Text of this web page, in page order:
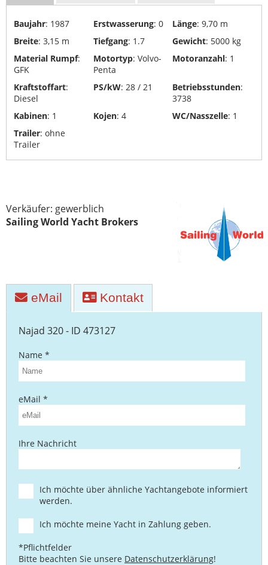
Entsorgung
Yachttransporte
Yachtwerften
Baujahr: 1987 Erstwasserung: 0 Länge: 9,70 m
Breite: 3,15 m Tiefgang: 1.7 Gewicht: 5000 kg
Material Rumpf:
GFK
Motortyp: Volvo-
Penta
Motoranzahl: 1
Kraftstoffart:
Diesel
PS/kW: 28 / 21 Betriebsstunden:
3738
Kabinen: 1 Kojen: 4 WC/Nasszelle: 1
Trailer: ohne
Trailer
Verkäufer: gewerblich
Sailing World Yacht Brokers
eMail Kontakt
Najad 320 - ID 473127
Name *
eMail *
Ihre Nachricht
Ich möchte über ähnliche Yachtangebote informiert
werden.
Ich möchte meine Yacht in Zahlung geben.
*Pflichtfelder
Bitte beachten Sie unsere Datenschutzerklärung!